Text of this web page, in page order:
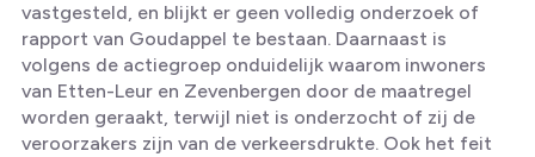
vastgesteld, en blijkt er geen volledig onderzoek of
rapport van Goudappel te bestaan. Daarnaast is
volgens de actiegroep onduidelijk waarom inwoners
van Etten-Leur en Zevenbergen door de maatregel
worden geraakt, terwijl niet is onderzocht of zij de
veroorzakers zijn van de verkeersdrukte. Ook het feit